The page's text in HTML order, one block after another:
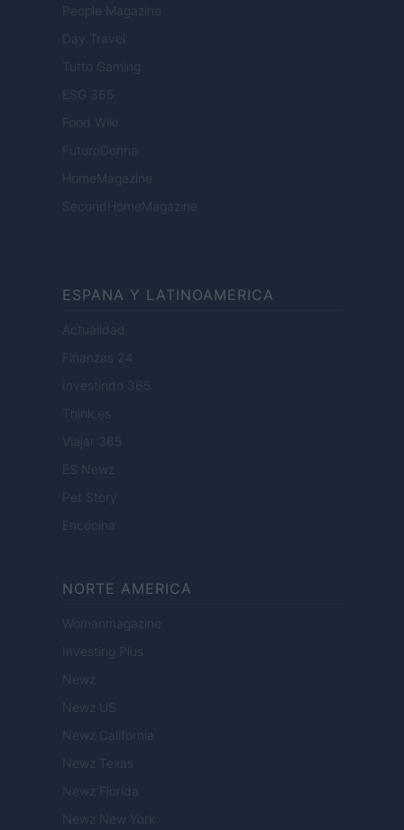
People Magazine
Day Travel
Tutto Gaming
ESG 365
Food Wiki
FuturoDonna
HomeMagazine
SecondHomeMagazine
ESPANA Y LATINOAMERICA
Actualidad
Finanzas 24
Investindo 365
Think.es
Viajar 365
ES Newz
Pet Story
Encocina
NORTE AMERICA
Womanmagazine
Investing Plus
Newz
Newz US
Newz California
Newz Texas
Newz Florida
Newz New York